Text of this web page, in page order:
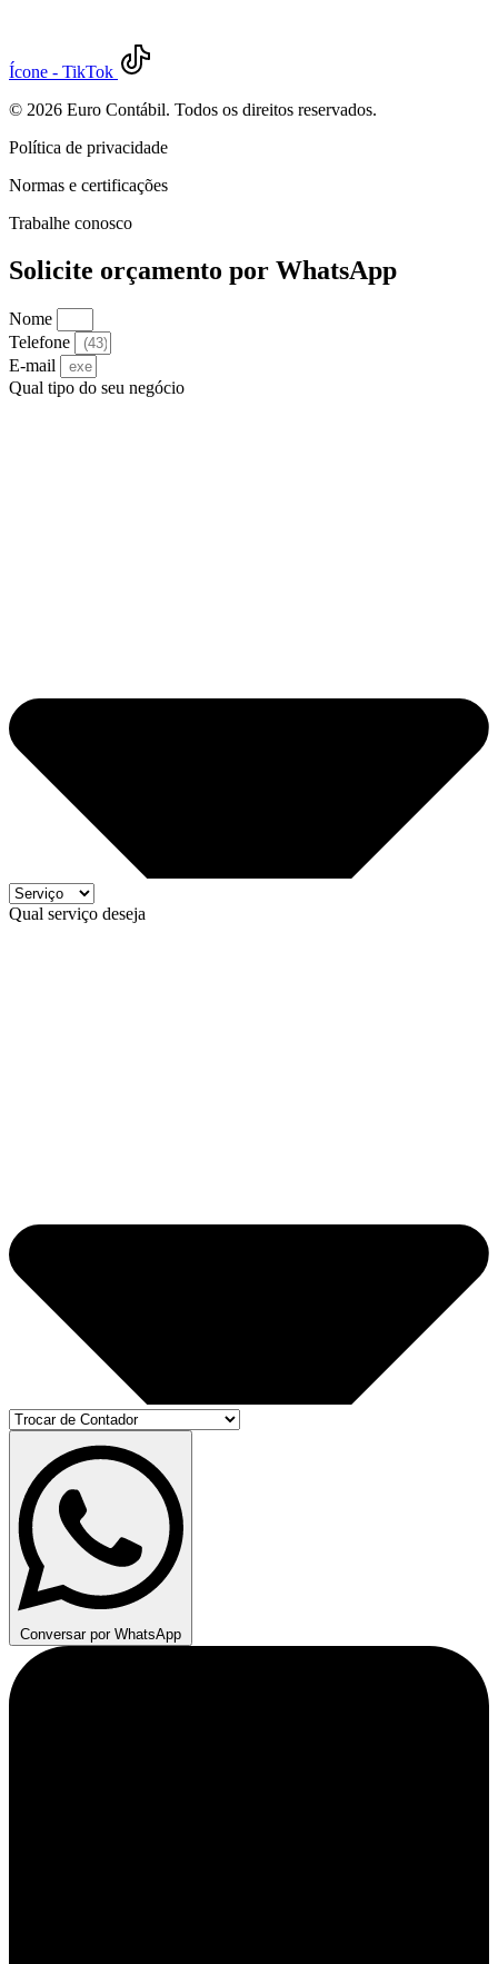
Ícone - TikTok
© 2026 Euro Contábil. Todos os direitos reservados.
Política de privacidade
Normas e certificações
Trabalhe conosco
Solicite orçamento por WhatsApp
Nome
Telefone
E-mail
Qual tipo do seu negócio
Qual serviço deseja
Conversar por WhatsApp